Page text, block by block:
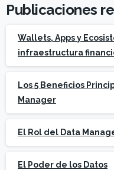
Publicaciones
Wallets, Apps y
infraestructura
Los 5 Beneficios
Manager
El Rol del Data
El Poder de los Datos